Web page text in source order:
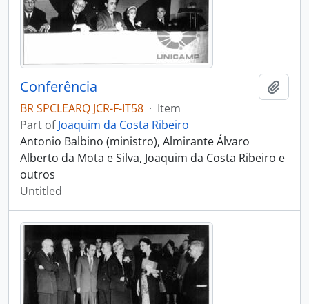
Conferência
BR SPCLEARQ JCR-F-IT58 · Item
Part ofJoaquim da Costa Ribeiro
Antonio Balbino (ministro), Almirante Álvaro
Alberto da Mota e Silva, Joaquim da Costa Ribeiro e
outros
Untitled